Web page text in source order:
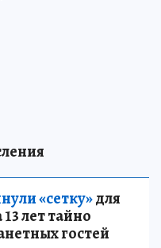
«сетку»для
лет тайно
гостей